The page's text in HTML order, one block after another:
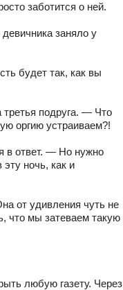
заботится о ней.
заняло у
будет так, как вы
подруга. — Что
оргию устраиваем?!
в ответ. — Но нужно
ночь, как и
от удивления чуть не
что мы затеваем такую
любую газету. Через